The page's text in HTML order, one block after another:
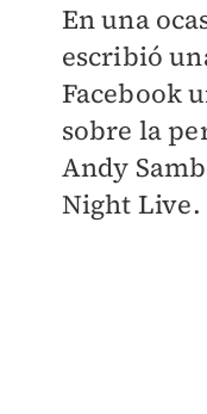
En una
escribió
Facebook
sobre la
Andy
Night Live.